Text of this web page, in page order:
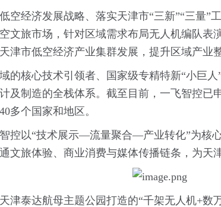
空经济发展战略、落实天津市“三新”“三量”
文旅市场，针对区域需求布局无人机编队
津市低空经济产业集群发展，提升区域产业
的核心技术引领者、国家级专精特新“小巨
及制造的全栈体系。截至目前，一飞智控已
多个国家和地区。
控以“技术展示—流量聚合—产业转化”为核
文旅体验、商业消费与媒体传播链条，为天
津泰达航母主题公园打造的“千架无人机+数